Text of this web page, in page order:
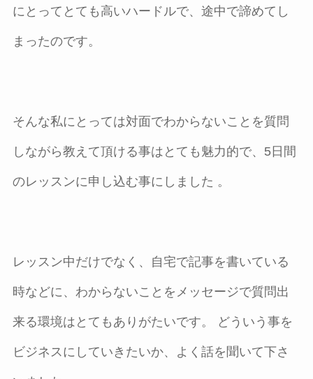
にとってとても高いハードルで、途中で諦めてし
まったのです。
そんな私にとっては対面でわからないことを質問
しながら教えて頂ける事はとても魅力的で、5日間
のレッスンに申し込む事にしました 。
レッスン中だけでなく、自宅で記事を書いている
時などに、わからないことをメッセージで質問出
来る環境はとてもありがたいです。 どういう事を
ビジネスにしていきたいか、よく話を聞いて下さ